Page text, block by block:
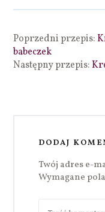
Poprzedni przepis:
babeczek
Następny przepis:
DODAJ
Twój adres e-
Wymagane